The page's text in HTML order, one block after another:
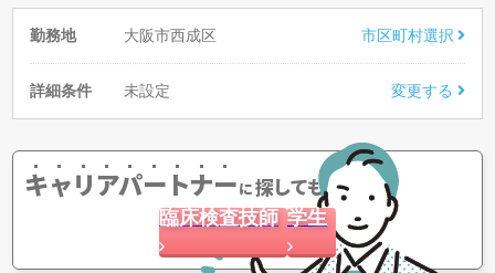
勤務地 大阪市西成区 市区町村選択
詳細条件 未設定 変更する
キャリアパートナーに探してもらう
臨床検査技師 学生